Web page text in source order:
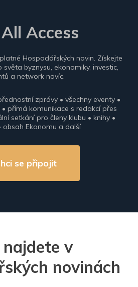
Access
Hospodářských novin. Získejte
byznysu, ekonomiky, investic,
a network navíc.
zprávy • všechny eventy •
přímá komunikace s redakcí přes
setkání pro členy klubu • knihy •
obsah Ekonomu a další
se připojit
najdete v
novinách